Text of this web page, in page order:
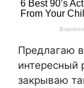
Предлагаю
интересный
закрываю